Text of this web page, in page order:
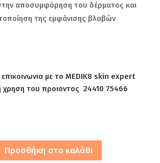
αποσυμφόρηση του δέρματος και
της εμφάνισης βλαβών
επικοινωνια με το MΕDIK8 skin expert
χρηση του προιοντος 24410 75466
Προσθήκη στο καλάθι